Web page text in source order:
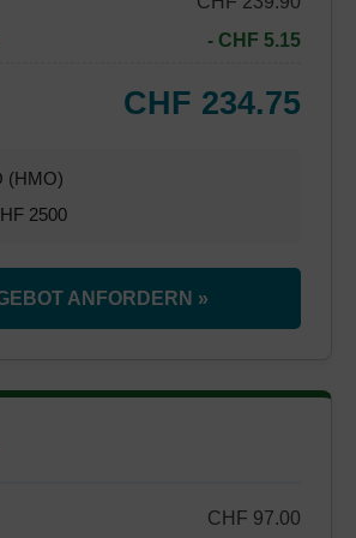
- CHF 5.15
CHF 234.75
(HMO)
2500
ANFORDERN »
CHF 97.00